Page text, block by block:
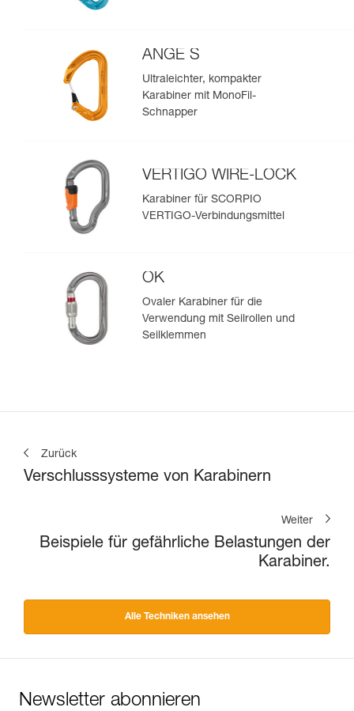
ANGE S
Ultraleichter, kompakter
Karabiner mit MonoFil-
Schnapper
VERTIGO WIRE-LOCK
Karabiner für SCORPIO
VERTIGO-Verbindungsmittel
OK
Ovaler Karabiner für die
Verwendung mit Seilrollen und
Seilklemmen
Zurück
Verschlusssysteme von Karabinern
Weiter
Beispiele für gefährliche Belastungen der
Karabiner.
Alle Techniken ansehen
Newsletter abonnieren